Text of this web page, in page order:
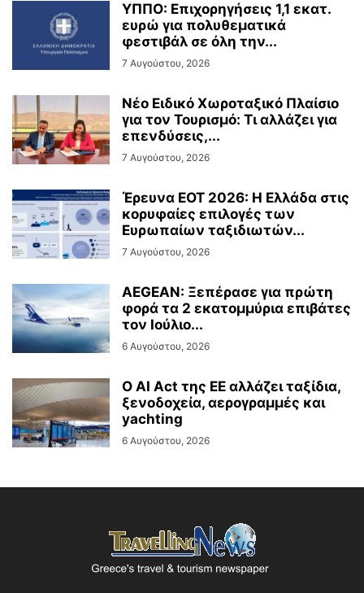
ΥΠΠΟ: Επιχορηγήσεις 1,1 εκατ.
ευρώ για πολυθεματικά
φεστιβάλ σε όλη την...
7 Αυγούστου, 2026
Νέο Ειδικό Χωροταξικό Πλαίσιο
για τον Τουρισμό: Τι αλλάζει για
επενδύσεις,...
7 Αυγούστου, 2026
Έρευνα ΕΟΤ 2026: Η Ελλάδα στις
κορυφαίες επιλογές των
Ευρωπαίων ταξιδιωτών...
7 Αυγούστου, 2026
AEGEAN: Ξεπέρασε για πρώτη
φορά τα 2 εκατομμύρια επιβάτες
τον Ιούλιο...
6 Αυγούστου, 2026
Ο AI Act της ΕΕ αλλάζει ταξίδια,
ξενοδοχεία, αερογραμμές και
yachting
6 Αυγούστου, 2026